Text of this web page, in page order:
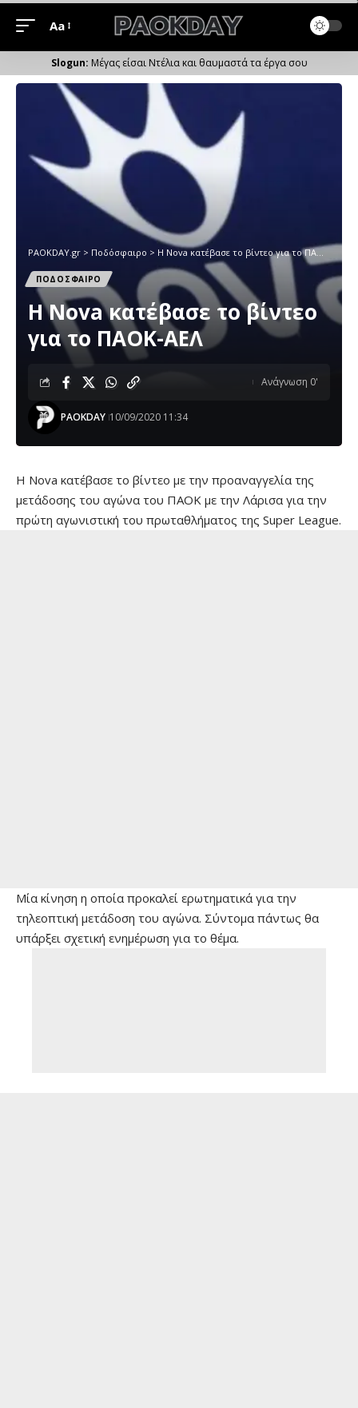
Μέγεθος
Γραμματοσειράς
Aa
Μέγας είσαι Ντέλια και θαυμαστά τα έργα σου
PAOKDAY.gr > Ποδόσφαιρο > Η Nova κατέβασε το βίντεο για το ΠΑΟΚ-ΑΕΛ
ΠΟΔΟΣΦΑΙΡΟ
Η Nova κατέβασε το βίντεο
για το ΠΑΟΚ-ΑΕΛ
PAOKDAY 10/09/2020 11:34
Ανάγνωση 0'
Η Nova κατέβασε το βίντεο με την προαναγγελία της
μετάδοσης του αγώνα του ΠΑΟΚ με την Λάρισα για την
πρώτη αγωνιστική του πρωταθλήματος της Super League.
Μία κίνηση η οποία προκαλεί ερωτηματικά για την
τηλεοπτική μετάδοση του αγώνα. Σύντομα πάντως θα
υπάρξει σχετική ενημέρωση για το θέμα.